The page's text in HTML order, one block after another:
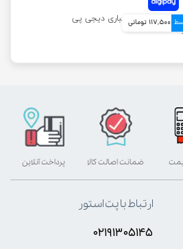
117,500 تومانی
پرداخت آنلاین ضمانت اصالت کالا
ارتباط با پت استور
۰۲۱۹۱۳۰۵۱۴۵